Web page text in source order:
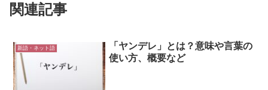
関連記事
新語・ネット語
「ヤンデレ」とは？意味や言葉の
使い方、概要など